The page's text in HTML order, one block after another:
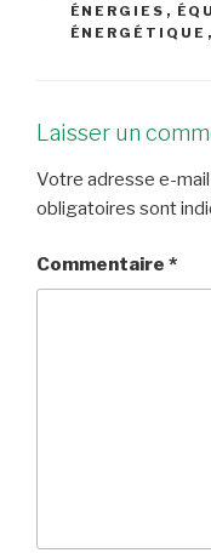
ÉNERGIES ,
ÉNERGÉTIQUE ,
Laisser un
Votre adresse e-
obligatoires sont
Commentaire *